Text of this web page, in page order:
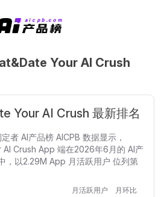
Your AI Crush
Your AI Crush 最新排名
者 AI产品榜 AICPB 数据显示，
AI Crush App 端在2026年6月的 AI产
，以2.29M App 月活跃用户 位列第
月活跃用户 月环比